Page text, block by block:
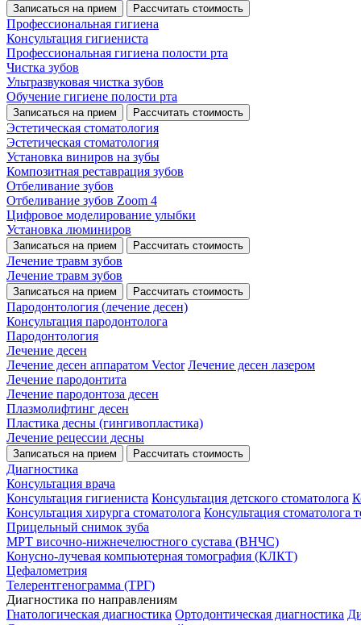
Записаться на прием Рассчитать стоимость
Профессиональная гигиена
Консультация гигиениста
Профессиональная гигиена полости рта
Чистка зубов
Ультразвуковая чистка зубов
Обучение гигиене полости рта
Записаться на прием Рассчитать стоимость
Эстетическая стоматология
Эстетическая стоматология
Установка виниров на зубы
Композитная реставрация зубов
Отбеливание зубов
Отбеливание зубов Zoom 4
Цифровое моделирование улыбки
Установка люминиров
Записаться на прием Рассчитать стоимость
Лечение травм зубов
Лечение травм зубов
Записаться на прием Рассчитать стоимость
Пародонтология (лечение десен)
Консультация пародонтолога
Пародонтология
Лечение десен
Лечение десен аппаратом Vector Лечение десен лазером
Лечение пародонтита
Лечение пародонтоза десен
Плазмолифтинг десен
Пластика десны (гингивопластика)
Лечение рецессии десны
Записаться на прием Рассчитать стоимость
Диагностика
Консультация врача
Консультация гигиениста Консультация детского стоматолога
Консультация хирурга стоматолога Консультация стоматолога
Прицельный снимок зуба
МРТ височно-нижнечелюстного сустава (ВНЧС)
Конусно-лучевая компьютерная томография (КЛКТ)
Цефалометрия
Телерентгенограмма (ТРГ)
Диагностика по направлениям
Гнатологическая диагностика Ортодонтическая диагностика